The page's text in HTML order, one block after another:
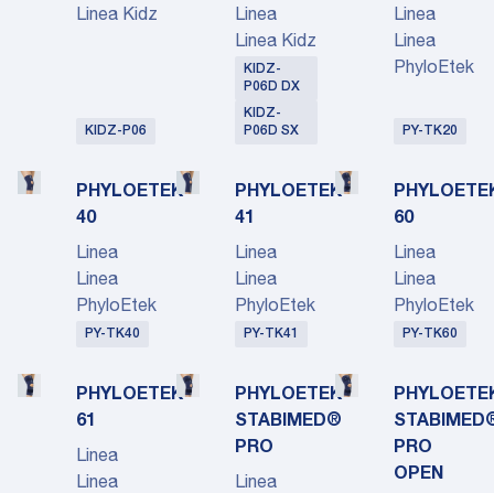
Linea Kidz
KIDZ-P06
Linea
Linea Kidz
KIDZ-
P06D DX
KIDZ-
P06D SX
Linea
Linea
PhyloEtek
PY-TK20
PHYLOETEK
40
Linea
Linea
PhyloEtek
PY-TK40
PHYLOETEK
41
Linea
Linea
PhyloEtek
PY-TK41
60
Linea
Linea
PhyloEtek
PY-TK60
PHYLOETEK
61
Linea
Linea
PHYLOETEK
STABIMED®
PRO
Linea
PRO
OPEN